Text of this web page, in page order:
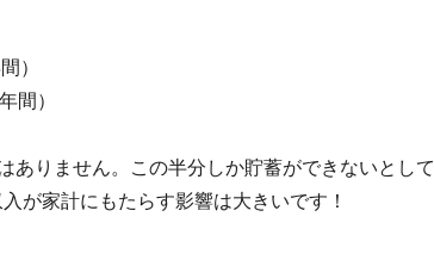
）
間）
ありません。この半分しか貯蓄ができないとして
が家計にもたらす影響は大きいです！